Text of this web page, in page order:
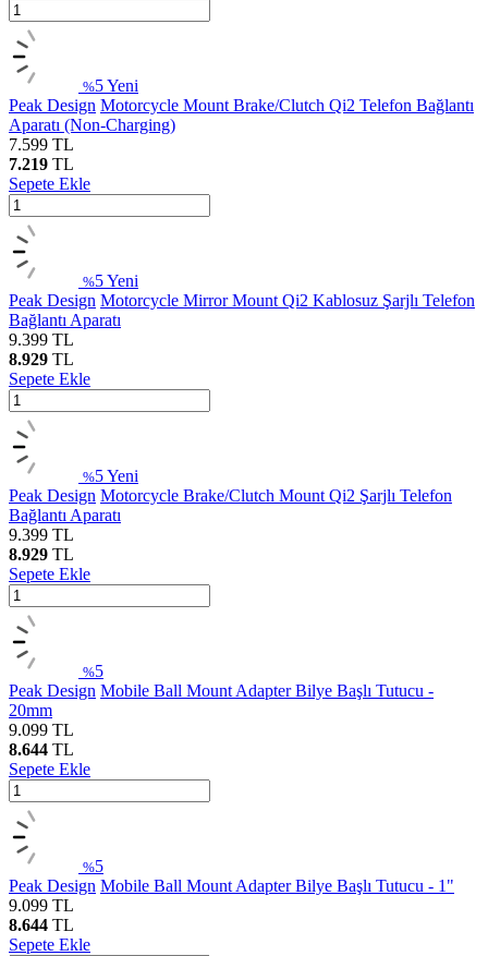
%5Yeni
Peak Design Motorcycle Mount Brake/Clutch Qi2 Telefon Bağlantı
Aparatı (Non-Charging)
7.599 TL
7.219 TL
Sepete Ekle
%5Yeni
Peak Design Motorcycle Mirror Mount Qi2 Kablosuz Şarjlı Telefon
Bağlantı Aparatı
9.399 TL
8.929 TL
Sepete Ekle
%5Yeni
Peak Design Motorcycle Brake/Clutch Mount Qi2 Şarjlı Telefon
Bağlantı Aparatı
9.399 TL
8.929 TL
Sepete Ekle
%5
Peak Design Mobile Ball Mount Adapter Bilye Başlı Tutucu -
20mm
9.099 TL
8.644 TL
Sepete Ekle
%5
Peak Design Mobile Ball Mount Adapter Bilye Başlı Tutucu - 1"
9.099 TL
8.644 TL
Sepete Ekle